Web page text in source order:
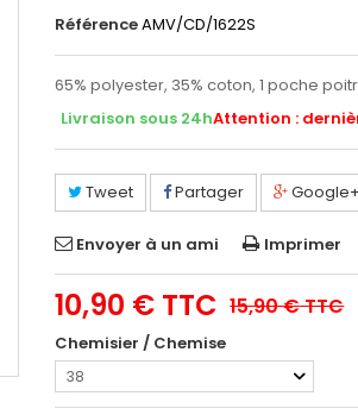
RéférenceAMV/CD/1622S
65% polyester, 35% coton, 1 poche
Livraison sous 24hAttention :
Tweet Partager Google+
Envoyer à un ami Imprimer
10,90 € TTC 15,90 €TTC
Chemisier / Chemise
38